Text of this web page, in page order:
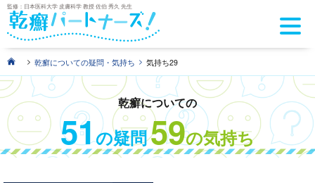
監修：日本医科大学 皮膚科学 教授 佐伯 秀久 先生
> 乾癬についての疑問・気持ち > 気持ち29
乾癬についての
51の疑問59の気持ち